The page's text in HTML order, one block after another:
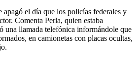
apagó el día que los policías federales y
Comenta Perla, quien estaba
una llamada telefónica informándole que
en camionetas con placas ocultas,